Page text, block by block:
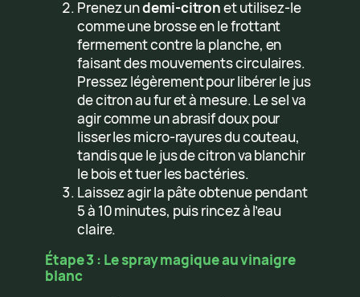
Prenez undemi-citronet utilisez-le
comme une brosse en le frottant
fermement contre la planche, en
faisant des mouvements circulaires.
Pressez légèrement pour libérer le jus
de citron au fur et à mesure. Le sel va
agir comme un abrasif doux pour
lisser les micro-rayures du couteau,
tandis que le jus de citron va blanchir
le bois et tuer les bactéries.
Laissez agir la pâte obtenue pendant
5 à 10 minutes, puis rincez à l’eau
claire.
Étape 3 : Le spray magique au vinaigre
blanc